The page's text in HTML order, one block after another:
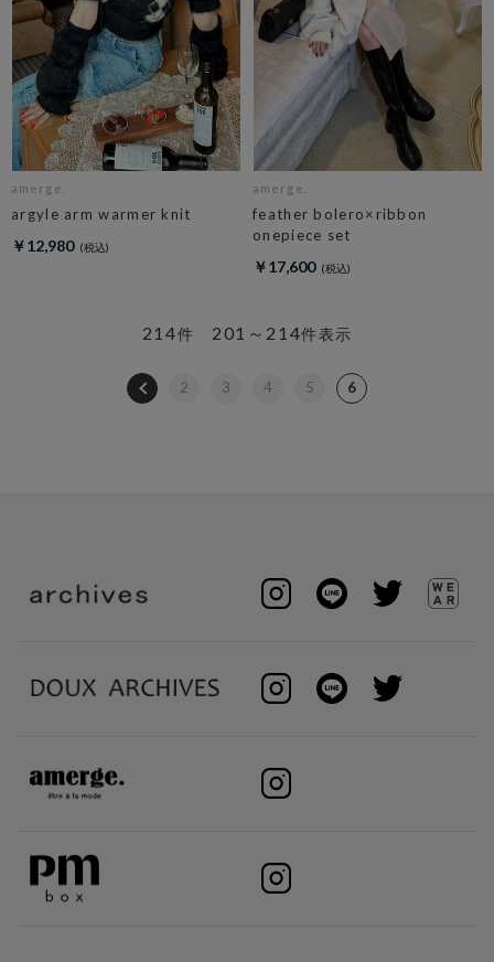
amerge.
argyle arm warmer knit
￥12,980
amerge.
feather bolero×ribbon
onepiece set
￥17,600
201～214件表示
214件
2 3 4 5 6